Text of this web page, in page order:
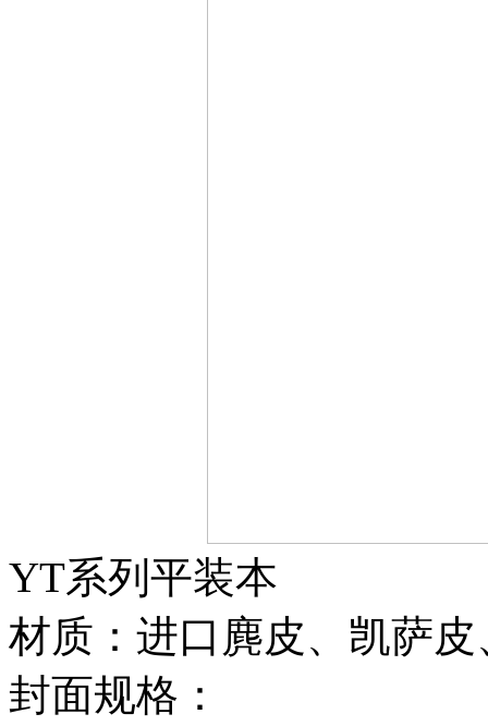
YT系列平装本
材质：进口麂皮、凯萨
封面规格：